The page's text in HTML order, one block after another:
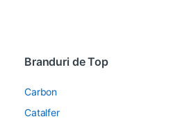
Branduri de Top
Carbon
Catalfer